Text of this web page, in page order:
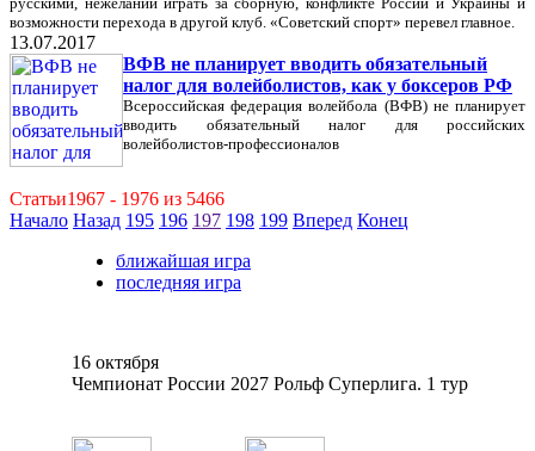
возможности перехода в другой клуб. «Советский спорт» перевел главное.
13.07.2017
ВФВ не планирует вводить обязательный
налог для волейболистов, как у боксеров РФ
Всероссийская федерация волейбола (ВФВ) не планирует
вводить обязательный налог для российских
волейболистов-профессионалов
Статьи1967 - 1976 из 5466
Начало Назад 195 196 197 198 199 Вперед Конец
ближайшая игра
последняя игра
16 октября
Чемпионат России 2027 Рольф Суперлига. 1 тур